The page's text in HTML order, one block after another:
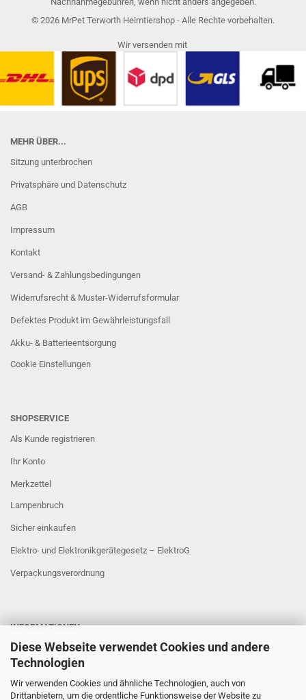
Diese Webseite verwendet Cookies und andere
Technologien
Wir verwenden Cookies und ähnliche Technologien, auch von
Drittanbietern, um die ordentliche Funktionsweise der Website zu
© 2026 MrPet Terworth Heimtiershop - Alle Rechte vorbehalten.
Wir versenden mit
MEHR ÜBER...
Sitzung unterbrochen
Privatsphäre und Datenschutz
AGB
Impressum
Kontakt
Versand- & Zahlungsbedingungen
Widerrufsrecht & Muster-Widerrufsformular
Defektes Produkt im Gewährleistungsfall
Akku- & Batterieentsorgung
Cookie Einstellungen
SHOPSERVICE
Als Kunde registrieren
Ihr Konto
Merkzettel
Lampenbruch
Sicher einkaufen
Elektro- und Elektronikgerätegesetz – ElektroG
Verpackungsverordnung
INFORMATIONEN
Sicher Einkaufen